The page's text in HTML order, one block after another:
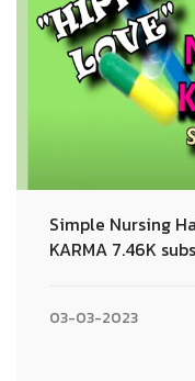
Simple Nursing
KARMA 7.46K
03-03-2023